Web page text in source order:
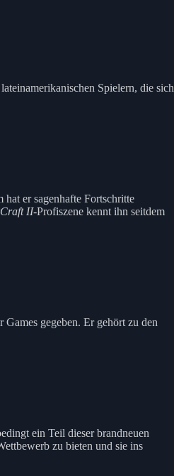
Spielern, die sich
er sagenhafte Fortschritte
II-Profiszene kennt ihn seitdem
gegeben. Er gehört zu den
ein Teil dieser brandneuen
zu bieten und sie ins